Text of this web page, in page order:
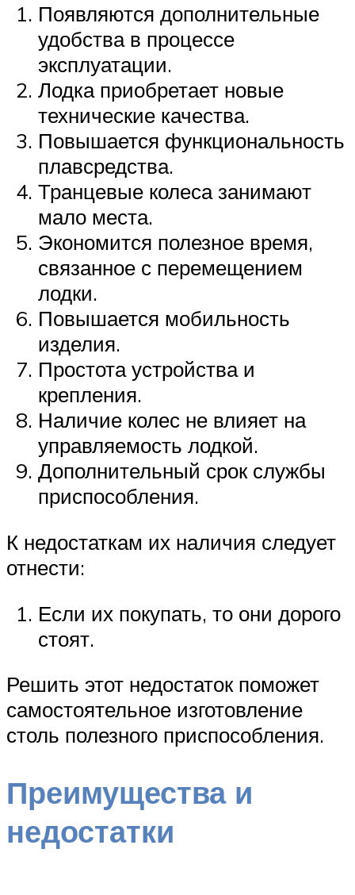
Появляются дополнительные
удобства в процессе
эксплуатации.
Лодка приобретает новые
технические качества.
Повышается функциональность
плавсредства.
Транцевые колеса занимают
мало места.
Экономится полезное время,
связанное с перемещением
лодки.
Повышается мобильность
изделия.
Простота устройства и
крепления.
Наличие колес не влияет на
управляемость лодкой.
Дополнительный срок службы
приспособления.
К недостаткам их наличия следует
отнести:
Если их покупать, то они дорого
стоят.
Решить этот недостаток поможет
самостоятельное изготовление
столь полезного приспособления.
Преимущества и
недостатки